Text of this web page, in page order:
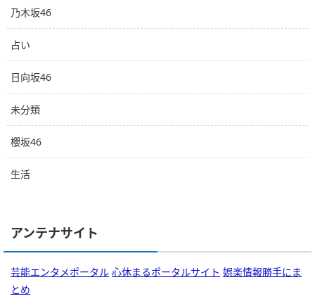
乃木坂46
占い
日向坂46
未分類
櫻坂46
生活
アンテナサイト
芸能エンタメポータル 心休まるポータルサイト 娯楽情報勝手にま
とめ